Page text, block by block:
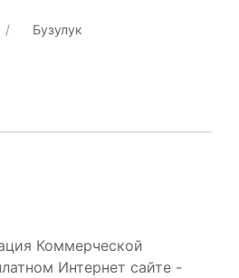
Бузулук
Коммерческой
Интернет сайте -